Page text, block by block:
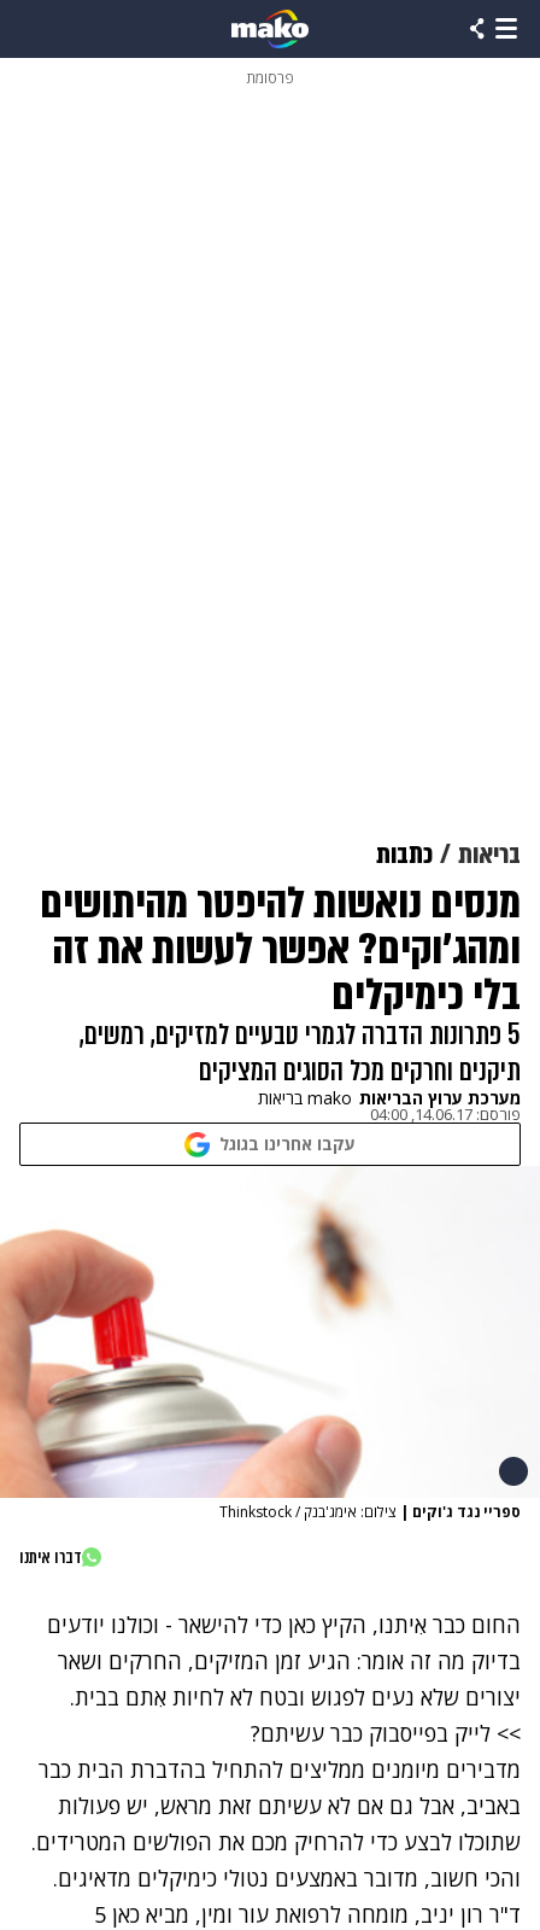
פרסומת
בריאות כתבות
מנסים נואשות להיפטר מהיתושים
ומהג'וקים? אפשר לעשות את זה
בלי כימיקלים
5 פתרונות הדברה לגמרי טבעיים למזיקים, רמשים,
תיקנים וחרקים מכל הסוגים המציקים
מערכת ערוץ הבריאות mako בריאות
פורסם: 14.06.17, 04:00
עקבו אחרינו בגוגל
ספריי נגד ג'וקים | צילום: אימג'בנק / Thinkstock
דברו איתנו
החום כבר אִיתנו, הקיץ כאן כדי להישאר - וכולנו יודעים
בדיוק מה זה אומר: הגיע זמן המזיקים, החרקים ושאר
יצורים שלא נעים לפגוש ובטח לא לחיות אִתם בבית.
>> לייק בפייסבוק כבר עשיתם?
מדבירים מיומנים ממליצים להתחיל בהדברת הבית כבר
באביב, אבל גם אם לא עשיתם זאת מראש, יש פעולות
שתוכלו לבצע כדי להרחיק מכם את הפולשים המטרידים.
והכי חשוב, מדובר באמצעים נטולי כימיקלים מדאיגים.
ד"ר רון יניב, מומחה לרפואת עור ומין, מביא כאן 5